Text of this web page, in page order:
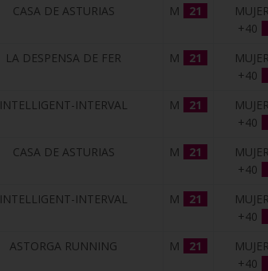
CASA DE ASTURIAS M 21
+40
LA DESPENSA DE FER M 21
+40
INTELLIGENT-INTERVAL M 21
+40
CASA DE ASTURIAS M 21
+40
INTELLIGENT-INTERVAL M 21
+40
ASTORGA RUNNING M 21
+40